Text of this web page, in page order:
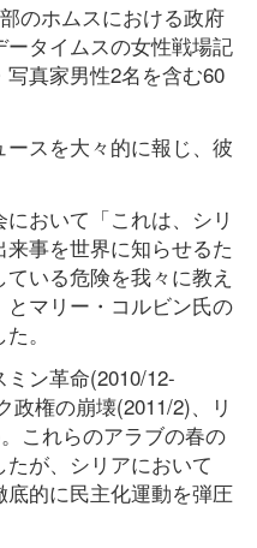
のホムスにおける政府
タイムスの女性戦場記
真家男性2名を含む60
スを大々的に報じ、彼
おいて「これは、シリ
事を世界に知らせるた
いる危険を我々に教え
マリー・コルビン氏の
。
ン革命(2010/12-
政権の崩壊(2011/2)、リ
これらのアラブの春の
が、シリアにおいて
的に民主化運動を弾圧